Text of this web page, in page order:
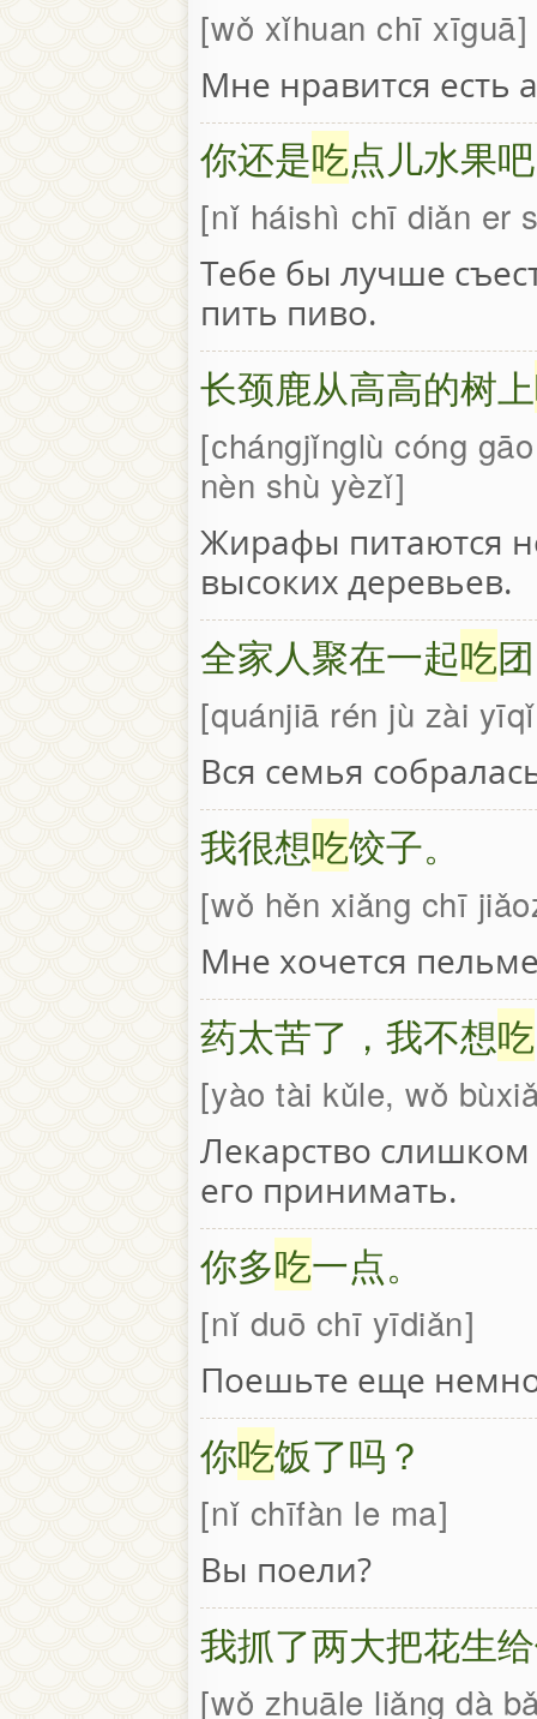
wǒ xǐhuan chī xīguā
Мне нравится есть
你还是吃点儿水果
nǐ háishì chī diǎn er
Тебе бы лучше
пить пиво.
长颈鹿从高高的树上
сhángjǐnglù cóng
nèn shù yèzǐ
Жирафы питаются
высоких деревьев.
全家人聚在一起吃
quánjiā rén jù zài
Вся семья
我很想吃饺子。
wǒ hěn xiǎng chī
Мне хочется
药太苦了，我不想吃
yào tài kǔle, wǒ
Лекарство слишком
его принимать.
你多吃一点。
nǐ duō chī yīdiǎn
Поешьте еще
你吃饭了吗？
nǐ chīfàn le ma
Вы поели?
我抓了两大把花生
wǒ zhuāle liǎng dà